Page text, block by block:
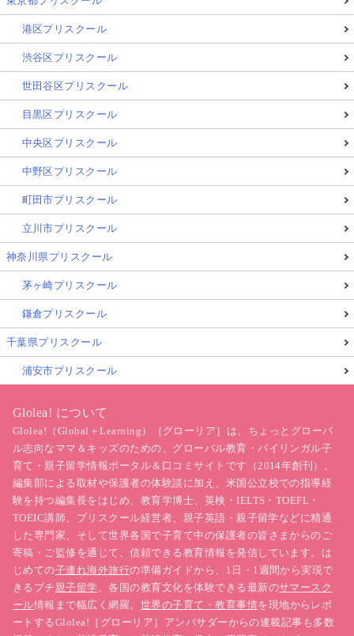
港区プリスクール
渋谷区プリスクール
世田谷区プリスクール
目黒区プリスクール
中央区プリスクール
中野区プリスクール
町田市プリスクール
立川市プリスクール
神奈川県プリスクール
茅ヶ崎プリスクール
鎌倉プリスクール
千葉県プリスクール
浦安市プリスクール
Glolea! について
Glolea!（Global＋Learning）［グローリア］は、ちょっとグローバ
ル志向なママ＆キッズのための、グローバル教育・バイリンガル子
育て・親子留学情報ポータル＆口コミサイトです（2014年創刊）。
編集部による取材や保護者の体験談に加え、米国公立校での指導経
験を持つ編集長をはじめ、教育学博士、英検・IELTS・TOEFL・
TOEIC講師、プリスクール経営者、親子英語・親子留学などに精通
した専門家、そして世界各国で子育て中の保護者の皆さまからのご
寄稿・ご監修を通じて、信頼できる教育情報を発信しています。は
じめての子連れ海外旅行の準備ガイドから、1日・1週間から実現で
きるプチ親子留学、各国の教育文化を体験できる最新のサマースク
ール情報まで幅広く網羅。 世界の子育て・教育事情を現地からレポ
ートするGlolea!［グローリア］アンバサダーからの連載記事も多数